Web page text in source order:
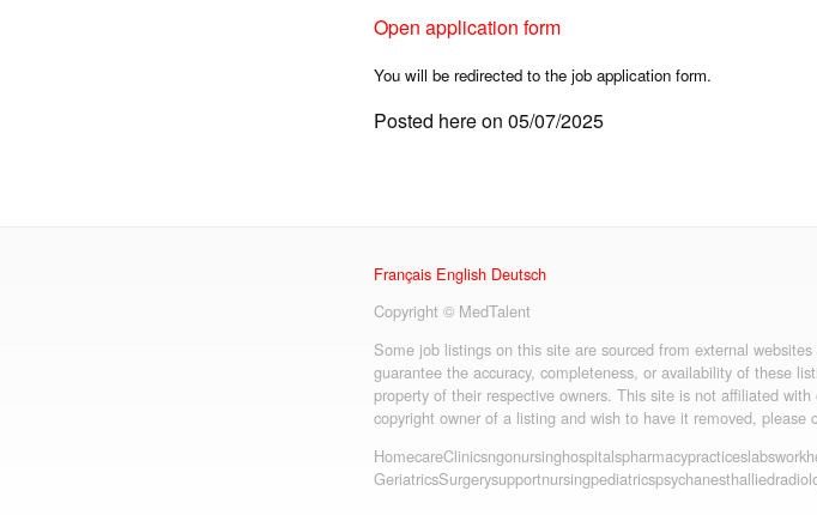
Open application form
You will be redirected to the job application form.
Posted here on 05/07/2025
Français English Deutsch
Copyright © MedTalent
Some job listings on this site are sourced from external
guarantee the accuracy, completeness, or availability of these
property of their respective owners. This site is not affiliated
copyright owner of a listing and wish to have it removed, please
HomecareClinicsngonursinghospitalspharmacypracticeslabs
GeriatricsSurgerysupportnursingpediatricspsychanesthallied